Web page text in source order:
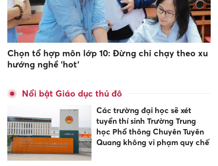
Chọn tổ hợp môn lớp 10: Đừng chỉ chạy theo xu
hướng nghề 'hot'
Nổi bật Giáo dục thủ đô
Các trường đại học sẽ xét
tuyển thí sinh Trường Trung
học Phổ thông Chuyên Tuyên
Quang không vi phạm quy chế